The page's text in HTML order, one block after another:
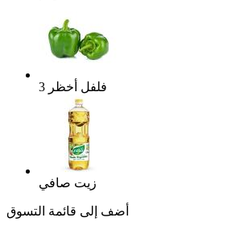
3 فلفل أخظر
زيت صافي
أضف إلى قائمة التسوق